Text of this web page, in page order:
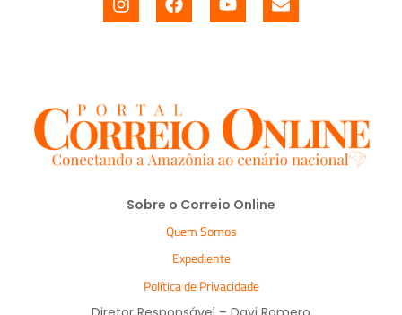
Sobre o Correio Online
Quem Somos
Expediente
Política de Privacidade